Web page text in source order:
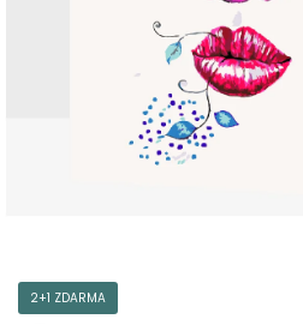
2+1 ZDARMA